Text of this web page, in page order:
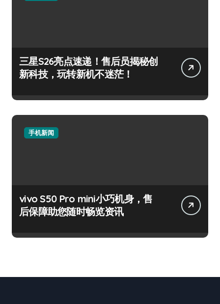
三星S26亮点速递！售后员揭秘创
新科技，玩转新机不迷茫！
手机新闻
vivo S50 Pro mini小巧机身，售
后保障助您随时畅览资讯